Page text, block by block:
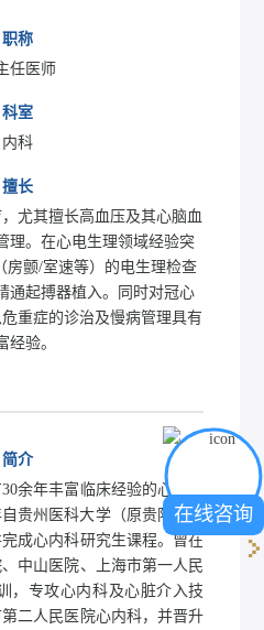
职称
任医师
科室
内科
擅长
尤其擅长高血压及其心脑血
理。在心电生理领域经验突
房颤/室速等）的电生理检查
通起搏器植入。同时对冠心
重症的诊治及慢病管理具有
经验。
简介
余年丰富临床经验的心血管
贵州医科大学（原贵阳医学
成心内科研究生课程。曾在
中山医院、上海市第一人民
，专攻心内科及心脏介入技
二人民医院心内科，并晋升
在线咨询